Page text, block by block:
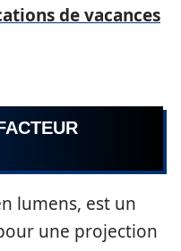
de vacances
lumens, est un
une projection